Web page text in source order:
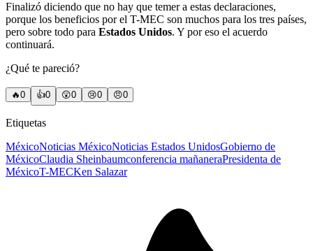
Finalizó diciendo que no hay que temer a estas declaraciones,
porque los beneficios por el T-MEC son muchos para los tres países,
pero sobre todo para Estados Unidos. Y por eso el acuerdo
continuará.
¿Qué te pareció?
🔥0 👍0 😲0 😢0 😠0
Etiquetas
MéxicoNoticias MéxicoNoticias Estados UnidosGobierno de
MéxicoClaudia Sheinbaumconferencia mañaneraPresidenta de
MéxicoT-MECKen Salazar